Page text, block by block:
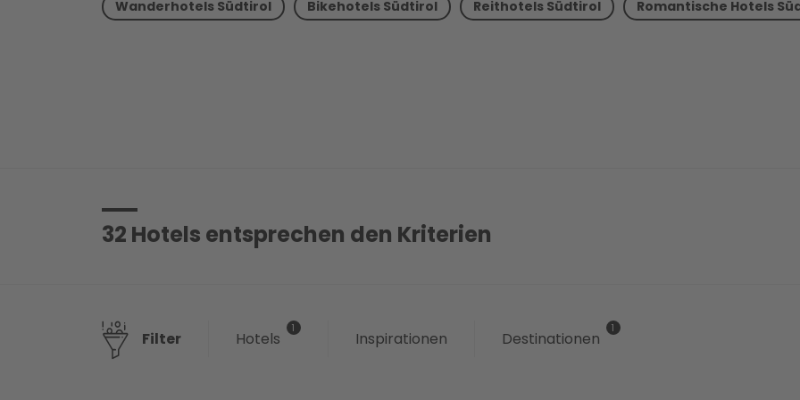
bei Ihren Abenteuern:
mit den besten
Wanderabenteuer
Wanderhotels Südtirol Bikehotels Südtirol Reithotels Südtirol Romantische Hotels
32 Hotels entsprechen den Kriterien
Filter Hotels Inspirationen Destinationen